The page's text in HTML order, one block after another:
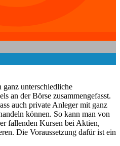
unterschiedliche
an der Börse zusammengefasst.
auch private Anleger mit ganz
können. So kann man von
fallenden Kursen bei Aktien,
Die Voraussetzung dafür ist ein